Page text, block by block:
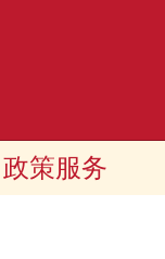
政策服务